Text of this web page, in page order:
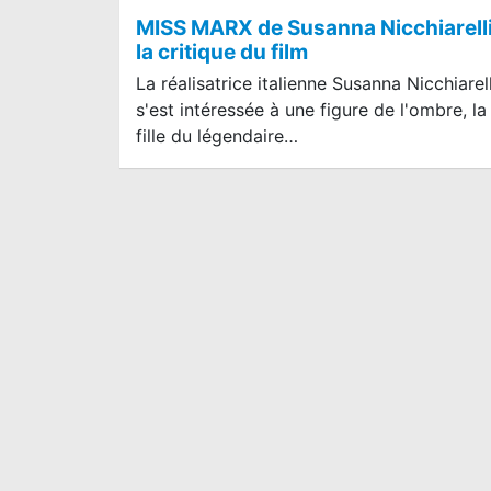
MISS MARX de Susanna
la critique du film
La réalisatrice italienne Susanna
s'est intéressée à une figure de l'ombre, la
fille du légendaire…